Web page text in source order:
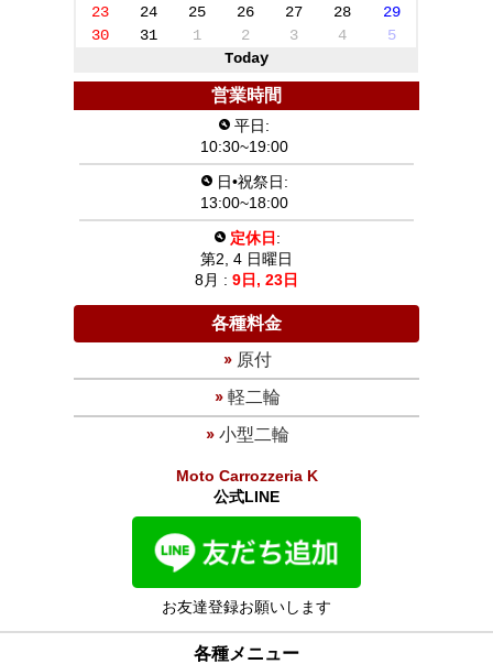
23
24 25 26 27 28
29
30
31 1 2 3 4
5
Today
営業時間
平日:
10:30~19:00
日•祝祭日:
13:00~18:00
定休日 :
第2, 4 日曜日
8月 : 9日, 23日
各種料金
原付
軽二輪
小型二輪
Moto Carrozzeria K
公式LINE
お友達登録お願いします
各種メニュー